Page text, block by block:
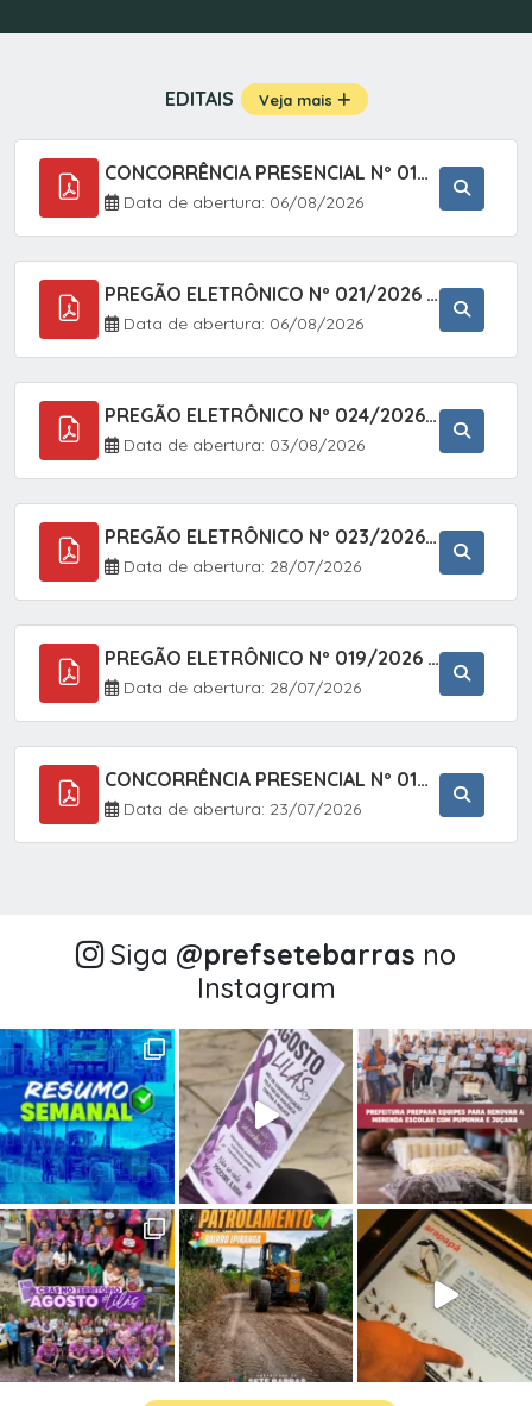
EDITAIS Veja mais
CONCORRÊNCIA PRESENCIAL Nº 019/2025 - PAVIMENTAÇÃO ASFÁLTICA EM TRECHO DA RUA 2 NO BAIRRO VILA SOARES NO MUNICÍPIO DE SETE BARRAS/SP.
Data de abertura: 06/08/2026
PREGÃO ELETRÔNICO Nº 021/2026 - AQUISIÇÃO DE CONTENTORES E CARRINHOS, DESTINADOS A COLETIVA E MANEJO DE RESÍDUOS SÓLIDOS, ATRAVÉS DO SISTEMA DE REGISTRO DE PREÇOS (SRP)
Data de abertura: 06/08/2026
PREGÃO ELETRÔNICO Nº 024/2026 - AQUISIÇÃO DE GÁS MEDICINAL TIPO OXIGÊNIO (1,00 M3, 3,00 M3 E 10,00 M3), EM ATENDIMENTO À SECRETARIA MUNICIPAL DE SAÚDE, ATRAVÉS DO SISTEMA DE REGISTRO DE PREÇOS (SRP)
Data de abertura: 03/08/2026
PREGÃO ELETRÔNICO Nº 023/2026 - AQUISIÇÃO DE ENXOVAL INFANTIL, EM ATENDIMENTO À SECRETARIA MUNICIPAL DE EDUCAÇÃO, ATRAVÉS DO SISTEMA DE REGISTRO DE PREÇOS (SRP).
Data de abertura: 28/07/2026
PREGÃO ELETRÔNICO Nº 019/2026 - CONTRATAÇÃO DE EMPRESA ESPECIALIZADA PARA A PRESTAÇÃO DE SERVIÇOS VETERINÁRIOS CLÍNICOS E CIRÚRGICOS, COM FOCO EM AÇÕES DE SAÚDE PÚBLICA, BEM-ESTAR ANIMAL E CONTROLE POPULACIONAL ÉTICO DE CÃES E GATOS, EM ATENDIMENTO À
Data de abertura: 28/07/2026
CONCORRÊNCIA PRESENCIAL Nº 018/2026 - PAVIMENTAÇÃO ASFÁLTICA NO BAIRRO VOTUPOCA ? ESTRADA DA RAPOSA, NO MUNICÍPIO DE SETE BARRAS/SP
Data de abertura: 23/07/2026
Siga @‌prefsetebarras no
Instagram